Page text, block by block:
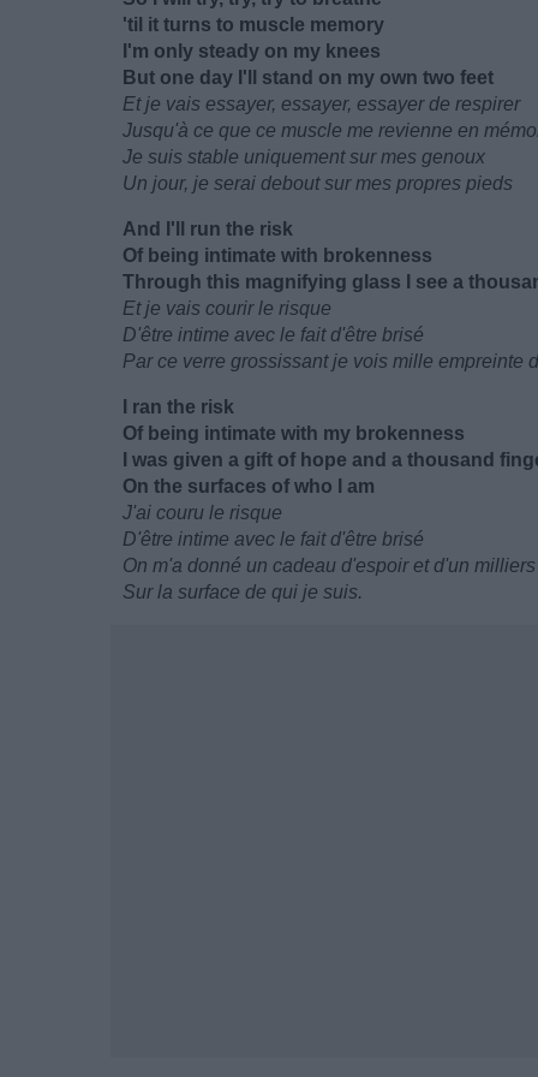
'til it turns to muscle memory
I'm only steady on my knees
But one day I'll stand on my own two feet
Et je vais essayer, essayer, essayer de respirer
Jusqu'à ce que ce muscle me revienne en
Je suis stable uniquement sur mes genoux
Un jour, je serai debout sur mes propres pieds
And I'll run the risk
Of being intimate with brokenness
Through this magnifying glass I see a
Et je vais courir le risque
D'être intime avec le fait d'être brisé
Par ce verre grossissant je vois mille empreinte
I ran the risk
Of being intimate with my brokenness
I was given a gift of hope and a thousand
On the surfaces of who I am
J'ai couru le risque
D'être intime avec le fait d'être brisé
On m'a donné un cadeau d'espoir et d'un
Sur la surface de qui je suis.